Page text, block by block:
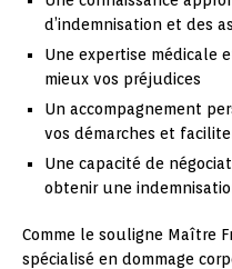
d’indemnisation et des
Une expertise médicale
mieux vos préjudices
Un accompagnement
vos démarches et
Une capacité de
obtenir une
Comme le souligne Maître
spécialisé en dommage